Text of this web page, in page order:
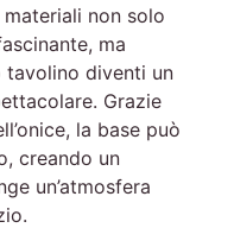
non solo
ma
tavolino diventi un
Grazie
la base può
creando un
un’atmosfera